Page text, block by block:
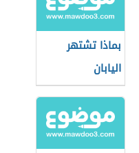
بماذا تشتهر
اليابان